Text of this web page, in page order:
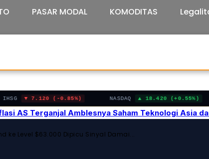
PASAR MODAL KOMODITAS
7.120 (-0.85%) NASDAQ 18.420 (+0.55%)
AS Terganjal Amblesnya Saham Teknologi Asia
ke Level $63.000 Dipicu Sinyal Damai...